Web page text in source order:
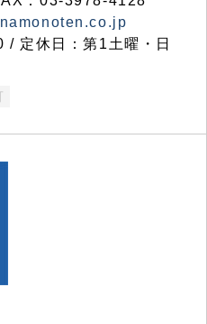
定休日：第1土曜・日